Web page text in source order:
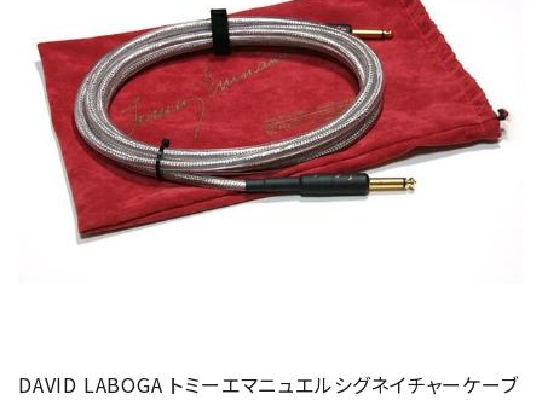
DAVID LABOGA トミーエマニュエルシグネイチャーケーブ